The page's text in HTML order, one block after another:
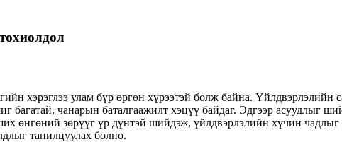
хэрэглээ улам бүр өргөн хүрээтэй болж байна.
багатай, чанарын баталгаажилт хэцүү байдаг. Эдгээр асуудлыг
өнгөний зөрүүг үр дүнтэй шийдэж, үйлдвэрлэлийн хүчин чадлыг
танилцуулах болно.